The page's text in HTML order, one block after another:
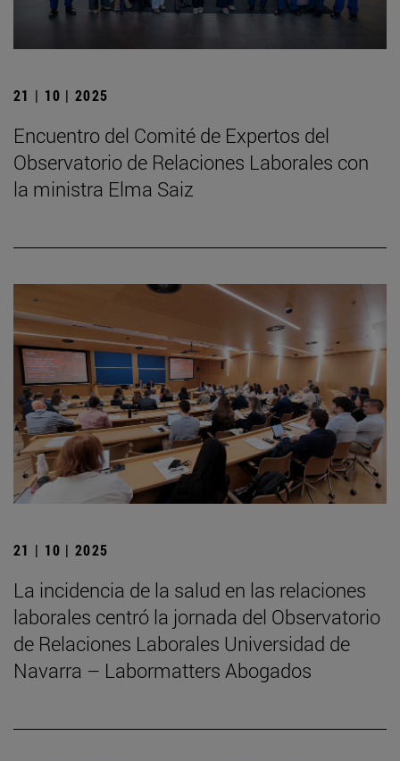
21 | 10 | 2025
Encuentro del Comité de Expertos del
Observatorio de Relaciones Laborales con
la ministra Elma Saiz
21 | 10 | 2025
La incidencia de la salud en las relaciones
laborales centró la jornada del Observatorio
de Relaciones Laborales Universidad de
Navarra – Labormatters Abogados